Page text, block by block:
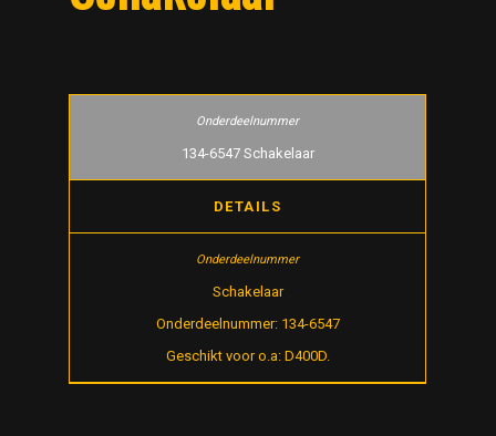
134-6547 Schakelaar
DETAILS
Schakelaar
Onderdeelnummer: 134-6547
Geschikt voor o.a: D400D.